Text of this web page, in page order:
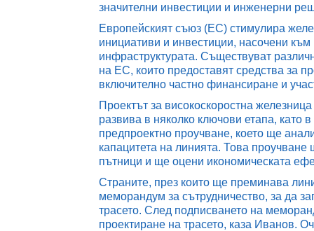
значителни инвестиции и инженерни
Европейският съюз (ЕС) стимулира
инициативи и инвестиции, насочени
инфраструктурата. Съществуват
на ЕС, които предоставят средства за
включително частно финансиране и
Проектът за високоскоростна
развива в няколко ключови етапа, като
предпроектно проучване, което ще
капацитета на линията. Това
пътници и ще оцени икономическата
Страните, през които ще преминава
меморандум за сътрудничество, за да
трасето. След подписването на
проектиране на трасето, каза Иванов.